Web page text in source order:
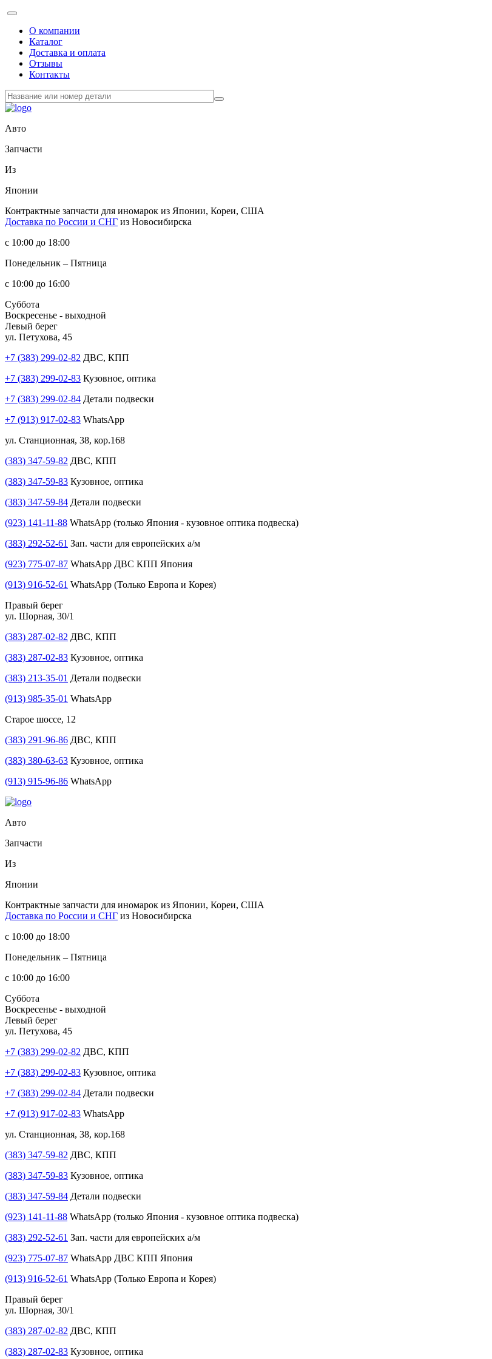
О компании
Каталог
Доставка и оплата
Отзывы
Контакты
Авто
Запчасти
Из
Японии
Контрактные запчасти для иномарок из Японии, Кореи, США
Доставка по России и СНГ из Новосибирска
с 10:00 до 18:00
Понедельник – Пятница
с 10:00 до 16:00
Суббота
Воскресенье - выходной
Левый берег
ул. Петухова, 45
+7 (383) 299-02-82 ДВС, КПП
+7 (383) 299-02-83 Кузовное, оптика
+7 (383) 299-02-84 Детали подвески
+7 (913) 917-02-83 WhatsApp
ул. Станционная, 38, кор.168
(383) 347-59-82 ДВС, КПП
(383) 347-59-83 Кузовное, оптика
(383) 347-59-84 Детали подвески
(923) 141-11-88 WhatsApp (только Япония - кузовное оптика подвеска)
(383) 292-52-61 Зап. части для европейских а/м
(923) 775-07-87 WhatsApp ДВС КПП Япония
(913) 916-52-61 WhatsApp (Только Европа и Корея)
Правый берег
ул. Шорная, 30/1
(383) 287-02-82 ДВС, КПП
(383) 287-02-83 Кузовное, оптика
(383) 213-35-01 Детали подвески
(913) 985-35-01 WhatsApp
Старое шоссе, 12
(383) 291-96-86 ДВС, КПП
(383) 380-63-63 Кузовное, оптика
(913) 915-96-86 WhatsApp
Авто
Запчасти
Из
Японии
Контрактные запчасти для иномарок из Японии, Кореи, США
Доставка по России и СНГ из Новосибирска
с 10:00 до 18:00
Понедельник – Пятница
с 10:00 до 16:00
Суббота
Воскресенье - выходной
Левый берег
ул. Петухова, 45
+7 (383) 299-02-82 ДВС, КПП
+7 (383) 299-02-83 Кузовное, оптика
+7 (383) 299-02-84 Детали подвески
+7 (913) 917-02-83 WhatsApp
ул. Станционная, 38, кор.168
(383) 347-59-82 ДВС, КПП
(383) 347-59-83 Кузовное, оптика
(383) 347-59-84 Детали подвески
(923) 141-11-88 WhatsApp (только Япония - кузовное оптика подвеска)
(383) 292-52-61 Зап. части для европейских а/м
(923) 775-07-87 WhatsApp ДВС КПП Япония
(913) 916-52-61 WhatsApp (Только Европа и Корея)
Правый берег
ул. Шорная, 30/1
(383) 287-02-82 ДВС, КПП
(383) 287-02-83 Кузовное, оптика